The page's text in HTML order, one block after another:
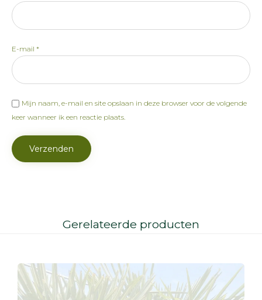
E-mail *
Mijn naam, e-mail en site opslaan in deze browser voor de volgende
keer wanneer ik een reactie plaats.
Gerelateerde producten